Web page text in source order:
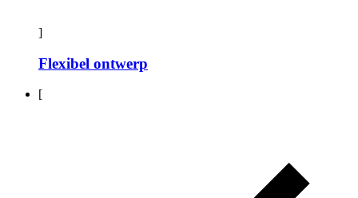
]
Flexibel ontwerp
[